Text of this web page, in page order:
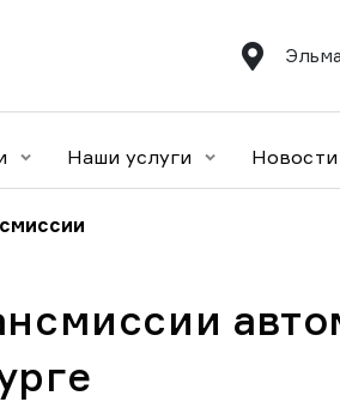
Наши услуги Новости